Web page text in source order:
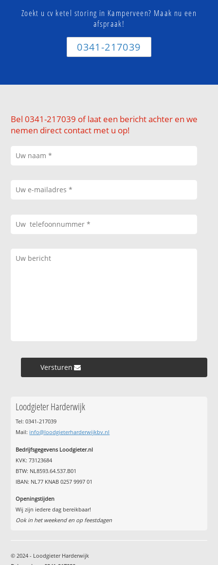
Zoekt u cv ketel storing in Kamperveen? Maak nu een
afspraak!
0341-217039
Bel 0341-217039 of laat een bericht achter en we
nemen direct contact met u op!
Versturen »
Loodgieter Harderwijk
Tel: 0341-217039
Mail: info@loodgieterharderwijkbv.nl
Bedrijfsgegevens Loodgieter.nl
KVK: 73123684
BTW: NL8593.64.537.B01
IBAN: NL77 KNAB 0257 9997 01
Openingstijden
Wij zijn iedere dag bereikbaar!
Ook in het weekend en op feestdagen
© 2024 - Loodgieter Harderwijk